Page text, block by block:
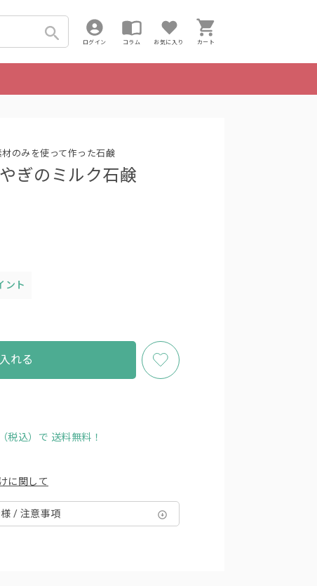
ログイン コラム お気に入り カート
ぎのミルク石鹸
のみを使って作った石鹸
ント
れる
税込）で 送料無料！
に関して
/ 注意事項